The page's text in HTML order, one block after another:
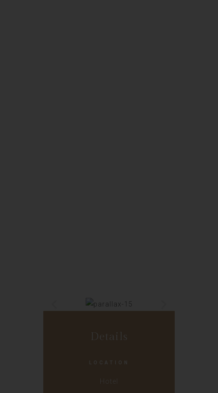
Details
LOCATION
Hotel